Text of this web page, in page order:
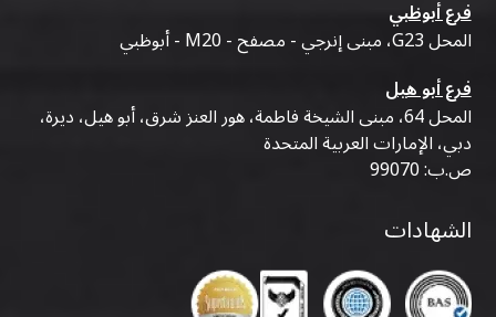
فرع أبوظبي
المحل G23، مبنى إنرجي - مصفح - M20 - أبوظبي
فرع أبو هيل
المحل 64، مبنى الشيخة فاطمة، هور العنز شرق، أبو هيل، ديرة،
دبي، الإمارات العربية المتحدة
ص.ب: 99070
الشهادات